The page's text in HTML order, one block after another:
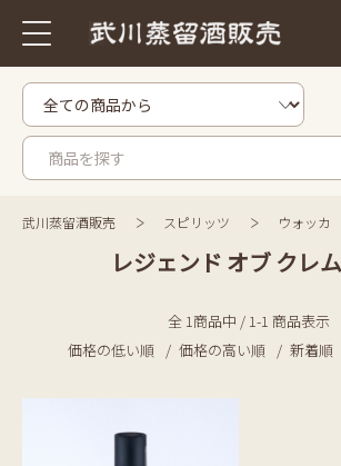
武川蒸留酒販売 スピリッツ ウォッカ
レジェンド オブ クレ
全 1商品中 / 1-1 商品表示
価格の低い順
価格の高い順 新着順